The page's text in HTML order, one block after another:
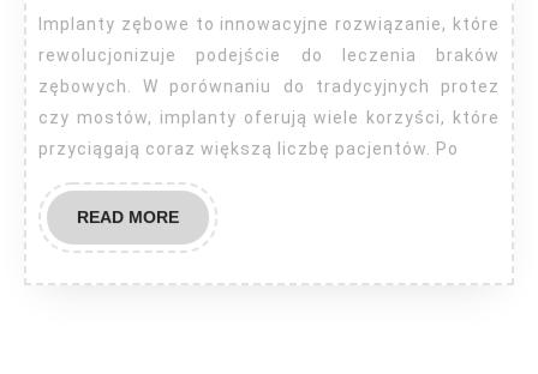
powiew
przyszłości
w
gabinecie
dentystycznym
rewolucjonizuje podejście do leczenia braków
zębowych. W porównaniu do tradycyjnych protez
czy mostów, implanty oferują wiele korzyści, które
przyciągają coraz większą liczbę pacjentów. Po
READ MOREREAD
MORE